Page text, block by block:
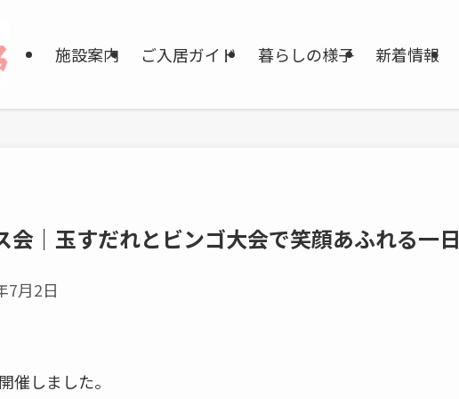
施設案内 ご入居ガイド 暮らしの様子 新着情報
会｜玉すだれとビンゴ大会で笑顔あふれる一日
7月2日
催しました。